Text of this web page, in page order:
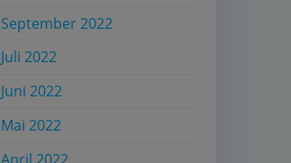
September 2022
Juli 2022
Juni 2022
Mai 2022